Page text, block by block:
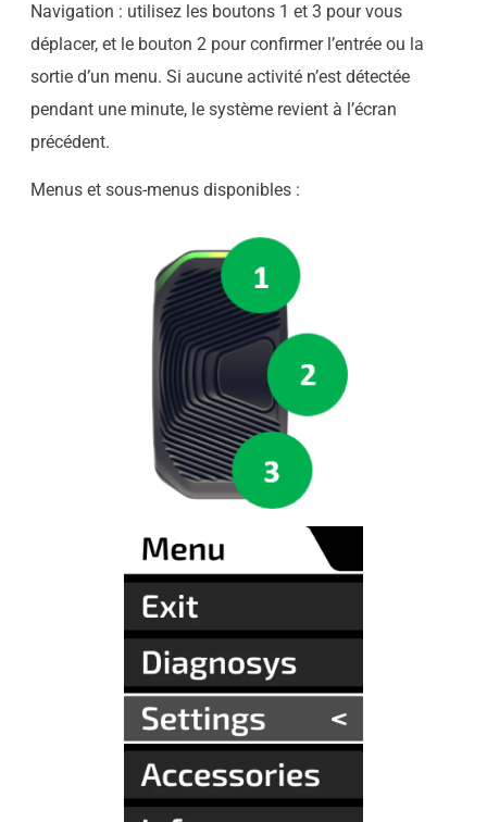
Navigation : utilisez les boutons 1 et 3 pour vous
déplacer, et le bouton 2 pour confirmer l’entrée ou la
sortie d’un menu. Si aucune activité n’est détectée
pendant une minute, le système revient à l’écran
précédent.
Menus et sous-menus disponibles :